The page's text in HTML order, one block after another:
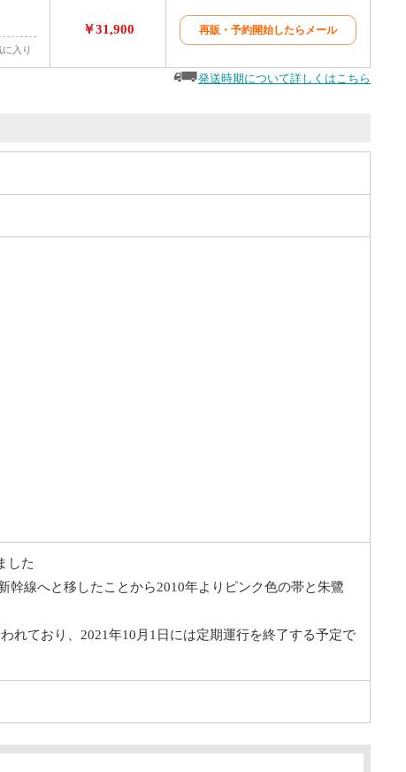
入り
￥31,900 再販・予約開始したらメール
発送時期について詳しくはこちら
した
線へと移したことから2010年よりピンク色の帯と朱鷺
れており、2021年10月1日には定期運行を終了する予定で